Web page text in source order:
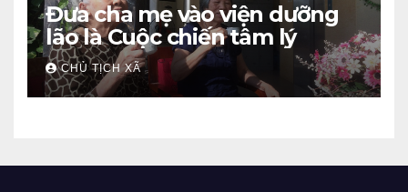
Đưa cha mẹ vào viện dưỡng
lão là Cuộc chiến tâm lý
CHỦ TỊCH XÃ